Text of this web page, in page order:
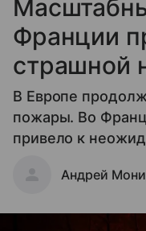
Франции
страшной
В Европе
пожары. Во
привело к
Андрей